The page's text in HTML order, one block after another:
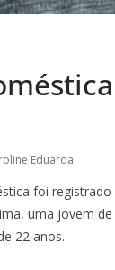
Eduarda
foi
uma jovem
22 anos.